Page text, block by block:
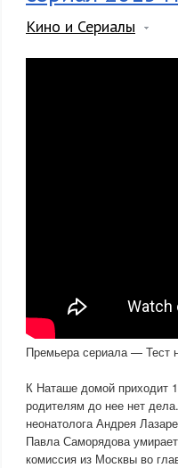
Кино и Сериалы
Премьера сериала — Тест
К Наташе домой приходит
родителям до нее нет
неонатолога Андрея
Павла Саморядова
комиссия из Москвы во